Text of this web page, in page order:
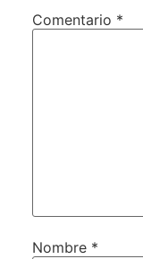
Comentario *
Nombre *